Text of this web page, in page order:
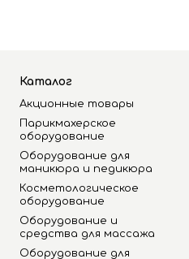
Каталог
Акционные товары
Парикмахерское
оборудование
Оборудование для
маникюра и педикюра
Косметологическое
оборудование
Оборудование и
средства для массажа
Оборудование для